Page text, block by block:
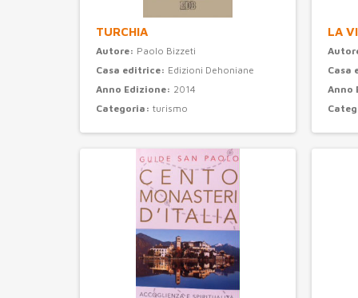
TURCHIA
Autore: Paolo Bizzeti
Casa editrice: Edizioni Dehoniane
Anno Edizione: 2014
Categoria: turismo
LA
Casa
Anno